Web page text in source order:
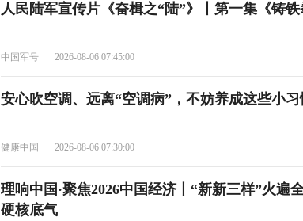
人民陆军宣传片《奋楫之“陆”》丨第一集《铸铁
中国军号 2026-08-06 07:45:00
安心吹空调、远离“空调病”，不妨养成这些小
健康中国 2026-08-06 07:30:00
理响中国·聚焦2026中国经济丨“新新三样”火遍
硬核底气